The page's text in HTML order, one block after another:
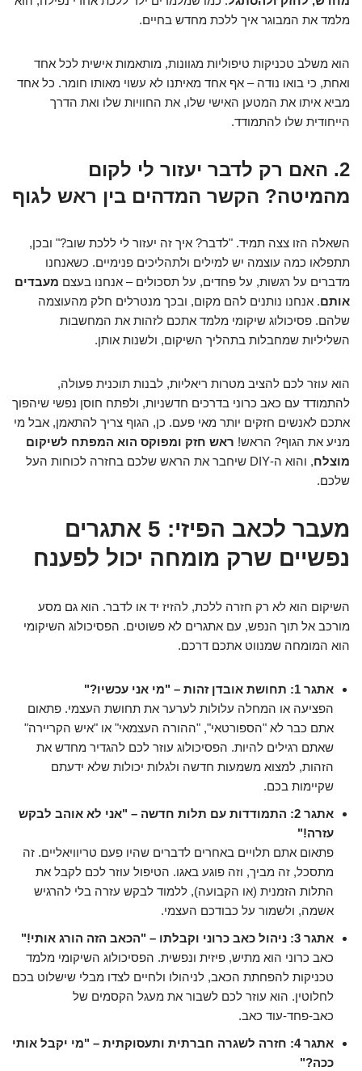
מלמד את המבוגר איך ללכת מחדש בחיים.
הוא משלב טכניקות טיפוליות מגוונות, מותאמות אישית לכל אחד
ואחת, כי בואו נודה – אף אחד מאיתנו לא עשוי מאותו חומר. כל אחד
מביא איתו את המטען האישי שלו, את החוויות שלו ואת הדרך
הייחודית שלו להתמודד.
2. האם רק לדבר יעזור לי לקום
מהמיטה? הקשר המדהים בין ראש לגוף
השאלה הזו צצה תמיד. "לדבר? איך זה יעזור לי ללכת שוב?" ובכן,
תתפלאו כמה עוצמה יש למילים ולתהליכים פנימיים. כשאנחנו
מדברים על רגשות, על פחדים, על תסכולים – אנחנו בעצם מעבדים
אותם. אנחנו נותנים להם מקום, ובכך מנטרלים חלק מהעוצמה
שלהם. פסיכולוג שיקומי מלמד אתכם לזהות את המחשבות
השליליות שמחבלות בתהליך השיקום, ולשנות אותן.
הוא עוזר לכם להציב מטרות ריאליות, לבנות תוכנית פעולה,
להתמודד עם כאב כרוני בדרכים חדשניות, ולפתח חוסן נפשי שיהפוך
אתכם לאנשים חזקים יותר מאי פעם. כן, הגוף צריך להתאמן, אבל מי
מניע את הגוף? הראש! ראש חזק ומפוקס הוא המפתח לשיקום
מוצלח
, והוא ה-DIY שיחבר את הראש שלכם בחזרה לכוחות העל
שלכם.
מעבר לכאב הפיזי: 5 אתגרים
נפשיים שרק מומחה יכול לפענח
השיקום הוא לא רק חזרה ללכת, להזיז יד או לדבר. הוא גם מסע
מורכב אל תוך הנפש, עם אתגרים לא פשוטים. הפסיכולוג השיקומי
הוא המומחה שמנווט אתכם דרכם.
אתגר 1: תחושת אובדן זהות – "מי אני עכשיו?"
הפציעה או המחלה עלולות לערער את תחושת העצמי. פתאום
אתם כבר לא "הספורטאי", "ההורה העצמאי" או "איש הקריירה"
שאתם רגילים להיות. הפסיכולוג עוזר לכם להגדיר מחדש את
הזהות, למצוא משמעות חדשה ולגלות יכולות שלא ידעתם
שקיימות בכם.
אתגר 2: התמודדות עם תלות חדשה – "אני לא אוהב לבקש
עזרה!"
פתאום אתם תלויים באחרים לדברים שהיו פעם טריוויאליים. זה
מתסכל, זה מביך, וזה פוגע באגו. הטיפול עוזר לכם לקבל את
התלות הזמנית (או הקבועה), ללמוד לבקש עזרה בלי להרגיש
אשמה, ולשמור על כבודכם העצמי.
אתגר 3: ניהול כאב כרוני וקבלתו – "הכאב הזה הורג אותי!"
כאב כרוני הוא מתיש, פיזית ונפשית. הפסיכולוג השיקומי מלמד
טכניקות להפחתת הכאב, לניהולו ולחיים לצדו מבלי שישלוט בכם
לחלוטין. הוא עוזר לכם לשבור את מעגל הקסמים של
כאב-פחד-עוד כאב.
אתגר 4: חזרה לשגרה חברתית ותעסוקתית – "מי יקבל אותי
ככה?"